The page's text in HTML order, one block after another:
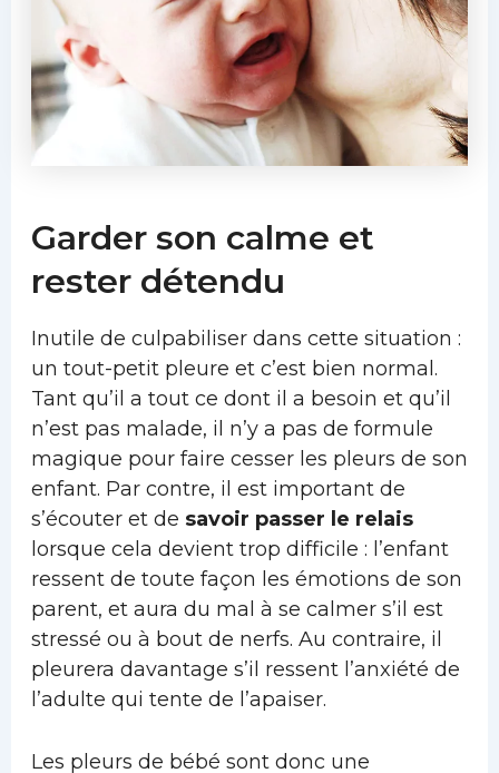
Garder son calme et
rester détendu
Inutile de culpabiliser dans cette situation :
un tout-petit pleure et c’est bien normal.
Tant qu’il a tout ce dont il a besoin et qu’il
n’est pas malade, il n’y a pas de formule
magique pour faire cesser les pleurs de son
enfant. Par contre, il est important de
s’écouter et de savoir passer le relais
lorsque cela devient trop difficile : l’enfant
ressent de toute façon les émotions de son
parent, et aura du mal à se calmer s’il est
stressé ou à bout de nerfs. Au contraire, il
pleurera davantage s’il ressent l’anxiété de
l’adulte qui tente de l’apaiser.
Les pleurs de bébé sont donc une